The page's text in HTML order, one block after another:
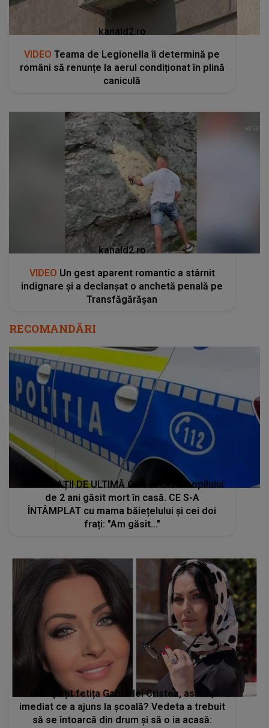
kanald2.ro
VIDEO Teama de Legionella îi determină pe
români să renunțe la aerul condiționat în plină
caniculă
kanald2.ro
VIDEO Un gest aparent romantic a stârnit
indignare și a declanșat o anchetă penală pe
Transfăgărășan
RECOMANDĂRI
INFORMAȚII DE ULTIMĂ ORĂ în cazul copilului
de 2 ani găsit mort în casă. CE S-A
ÎNTÂMPLAT cu mama băiețelului și cei doi
frați: "Am găsit..."
Ce a pățit fetița Gabrielei Cristea, astăzi,
imediat ce a ajuns la școală? Vedeta a trebuit
să se întoarcă din drum și să o ia acasă: